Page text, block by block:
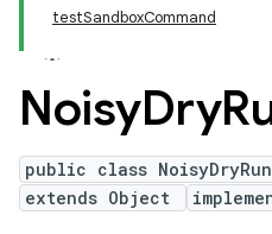
testSandboxCommand
NoisyDry
public class
extends Object